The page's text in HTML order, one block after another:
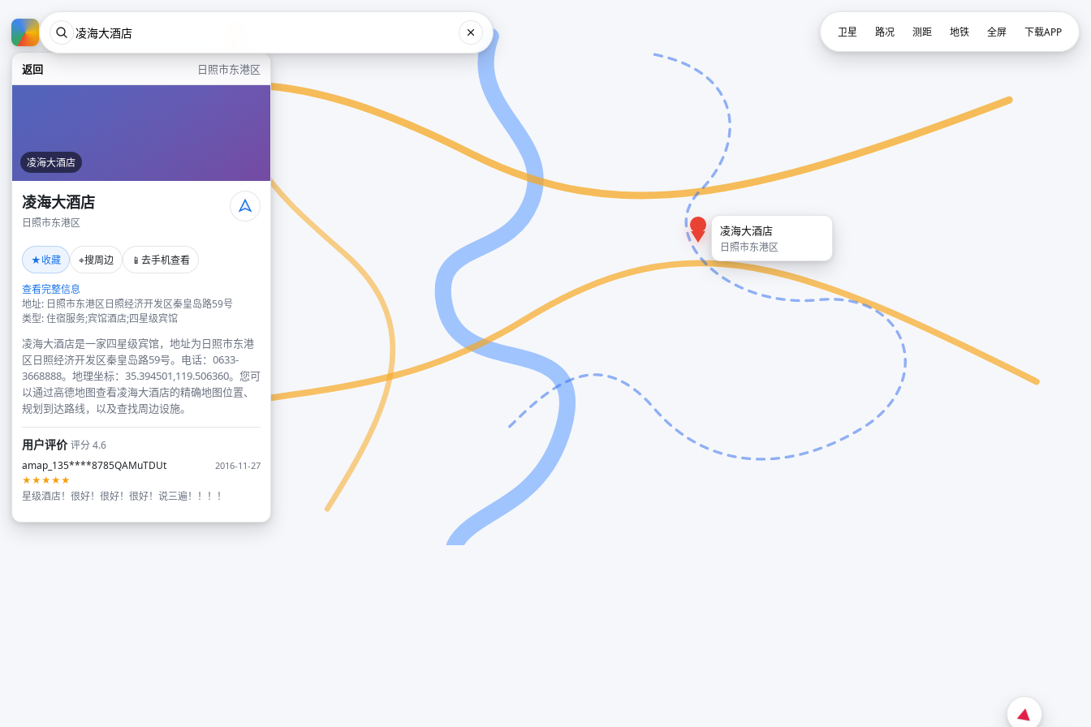
返回 日照市东港区
凌海大酒店
凌海大酒店
日照市东港区
★收藏 ⌖搜周边 📱 去手机查看
查看完整信息
地址: 日照市东港区日照经济开发区秦皇岛路59号
类型: 住宿服务;宾馆酒店;四星级宾馆
凌海大酒店是一家四星级宾馆，地址为日照市东港
区日照经济开发区秦皇岛路59号。电话：0633-
3668888。地理坐标：35.394501,119.506360。您可
以通过高德地图查看凌海大酒店的精确地图位置、
规划到达路线，以及查找周边设施。
用户评价评分 4.6
amap_135****8785QAMuTDUt
2016-11-27
★★★★★
星级酒店！很好！很好！很好！说三遍！！！！
凌海大酒店
日照市东港区
卫星 路况 测距 地铁 全屏 下载APP